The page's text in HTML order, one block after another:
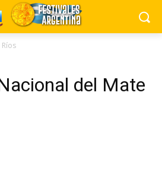
Ríos
del Mate